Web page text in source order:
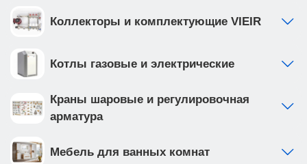
Коллекторы и комплектующие VIEIR
Котлы газовые и электрические
Краны шаровые и регулировочная
арматура
Мебель для ванных комнат